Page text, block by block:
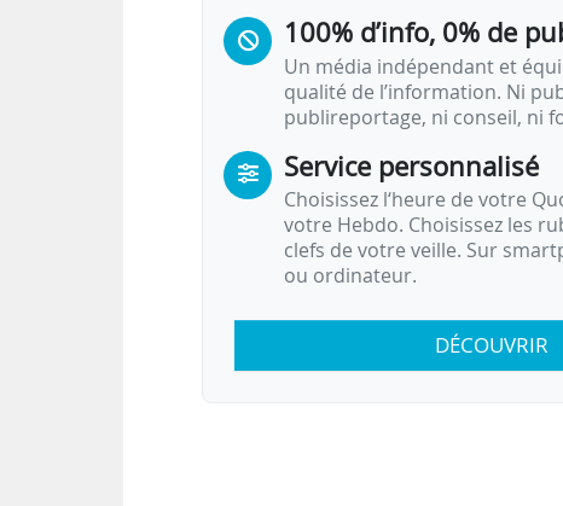
100% d’info, 0% de
Un média indépendant et
qualité de l’information. Ni
publireportage, ni conseil, ni
Service personnalisé
Choisissez l‘heure de votre
votre Hebdo. Choisissez les
clefs de votre veille. Sur
ou ordinateur.
DÉCOUVRIR